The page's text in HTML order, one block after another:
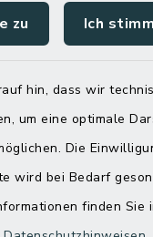
zu Ich
hin, dass wir
um eine optimale
Die
wird bei Bedarf
finden Sie
Kontakt
Datenschutz
Impressum
Sitemap